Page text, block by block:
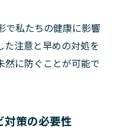
で私たちの健康に影響
た注意と早めの対処を
然に防ぐことが可能で
策の必要性